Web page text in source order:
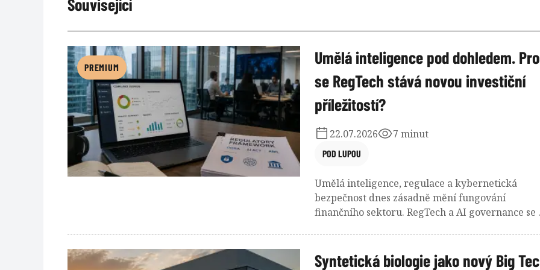
Související
PREMIUM
Umělá inteligence pod dohledem.
se RegTech stává novou investiční
příležitostí?
POD LUPOU
22.07.2026 7 minut
Umělá inteligence, regulace a kybernetická
bezpečnost dnes zásadně mění fungování
finančního sektoru. RegTech a AI governance se
zároveň na nové investiční téma.
Syntetická biologie jako nový Big